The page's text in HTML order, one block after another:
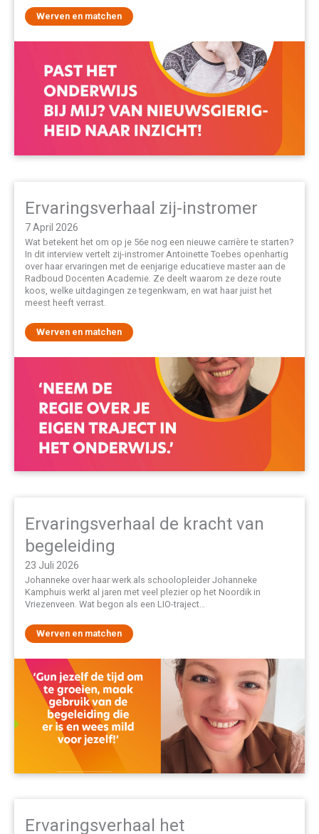
Werven en matchen
Ervaringsverhaal zij-instromer
7 April 2026
Wat betekent het om op je 56e nog een nieuwe carrière te starten?
In dit interview vertelt zij-instromer Antoinette Toebes openhartig
over haar ervaringen met de eenjarige educatieve master aan de
Radboud Docenten Academie. Ze deelt waarom ze deze route
koos, welke uitdagingen ze tegenkwam, en wat haar juist het
meest heeft verrast.
Werven en matchen
Ervaringsverhaal de kracht van
begeleiding
23 Juli 2026
Johanneke over haar werk als schoolopleider Johanneke
Kamphuis werkt al jaren met veel plezier op het Noordik in
Vriezenveen. Wat begon als een LIO-traject…
Werven en matchen
Ervaringsverhaal het